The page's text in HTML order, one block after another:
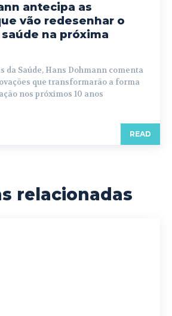
antecipa as
vão redesenhar o
na próxima
da Saúde, Hans Dohmann comenta
que transformarão a forma
nos próximos 10 anos
READ
relacionadas